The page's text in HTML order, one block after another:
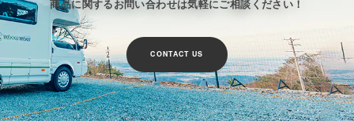
商品に関するお問い合わせは気軽にご相談ください！
CONTACT US